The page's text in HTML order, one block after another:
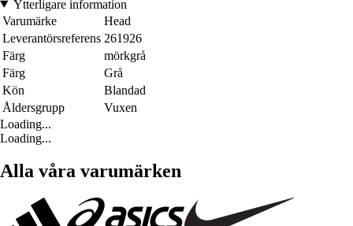
Ytterligare information
Varumärke
Head
Leverantörsreferens 261926
Färg
mörkgrå
Färg
Grå
Kön
Blandad
Åldersgrupp
Vuxen
Loading...
Loading...
Alla våra varumärken